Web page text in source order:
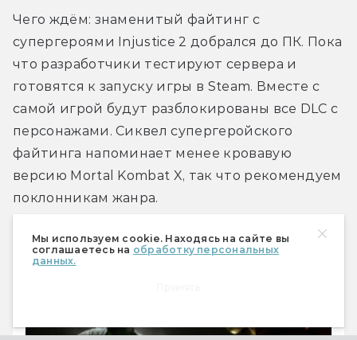
Мы используем cookie. Находясь на сайте вы
соглашаетесь на обработку персональных
данных.
Чего ждём: знаменитый файтинг с
супергероями Injustice 2 добрался до ПК. Пока
что разработчики тестируют сервера и
готовятся к запуску игры в Steam. Вместе с
самой игрой будут разблокированы все DLC с
персонажами. Сиквел супергеройского
файтинга напоминает менее кровавую
версию Mortal Kombat X, так что рекомендуем
поклонникам жанра.
Обзор консольной версии